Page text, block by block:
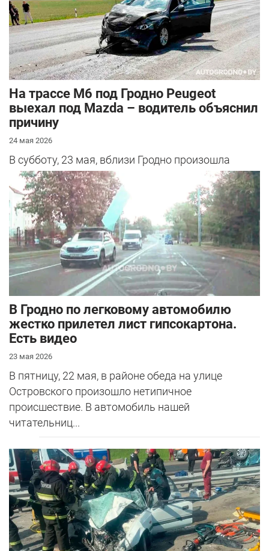
На трассе М6 под Гродно Peugeot
выехал под Mazda – водитель объяснил
причину
24 мая 2026
В субботу, 23 мая, вблизи Гродно произошла
серьезная авария – столкнулись Mazda и
Peugeot. Читатель АвтоГродно поделился...
В Гродно по легковому автомобилю
жестко прилетел лист гипсокартона.
Есть видео
23 мая 2026
В пятницу, 22 мая, в районе обеда на улице
Островского произошло нетипичное
происшествие. В автомобиль нашей
читательниц...